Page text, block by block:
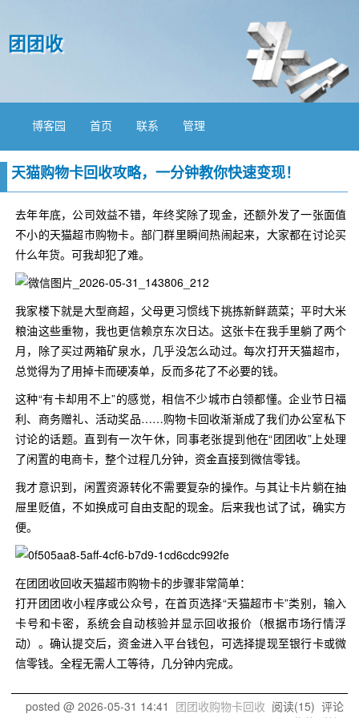
团团收
博客园 首页 联系 管理
天猫购物卡回收攻略，一分钟教你快速变现！
去年年底，公司效益不错，年终奖除了现金，还额外发了一张面值
不小的天猫超市购物卡。部门群里瞬间热闹起来，大家都在讨论买
什么年货。可我却犯了难。
我家楼下就是大型商超，父母更习惯线下挑拣新鲜蔬菜；平时大米
粮油这些重物，我也更信赖京东次日达。这张卡在我手里躺了两个
月，除了买过两箱矿泉水，几乎没怎么动过。每次打开天猫超市，
总觉得为了用掉卡而硬凑单，反而多花了不必要的钱。
这种“有卡却用不上”的感觉，相信不少城市白领都懂。企业节日福
利、商务赠礼、活动奖品……购物卡回收渐渐成了我们办公室私下
讨论的话题。直到有一次午休，同事老张提到他在“团团收”上处理
了闲置的电商卡，整个过程几分钟，资金直接到微信零钱。
我才意识到，闲置资源转化不需要复杂的操作。与其让卡片躺在抽
屉里贬值，不如换成可自由支配的现金。后来我也试了试，确实方
便。
在团团收回收天猫超市购物卡的步骤非常简单：
打开团团收小程序或公众号，在首页选择“天猫超市卡”类别，输入
卡号和卡密，系统会自动核验并显示回收报价（根据市场行情浮
动）。确认提交后，资金进入平台钱包，可选择提现至银行卡或微
信零钱。全程无需人工等待，几分钟内完成。
posted @ 2026-05-31 14:41 团团收购物卡回收 阅读(15) 评论